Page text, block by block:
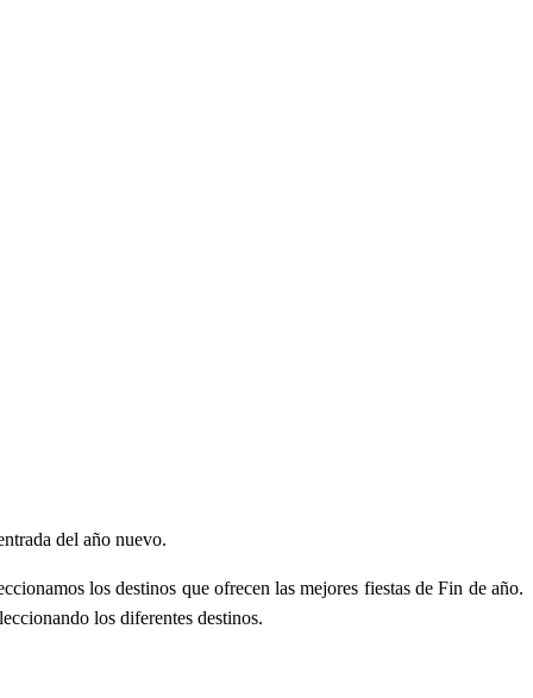
del año nuevo.
los destinos que ofrecen las mejores fiestas de Fin de año.
los diferentes destinos.